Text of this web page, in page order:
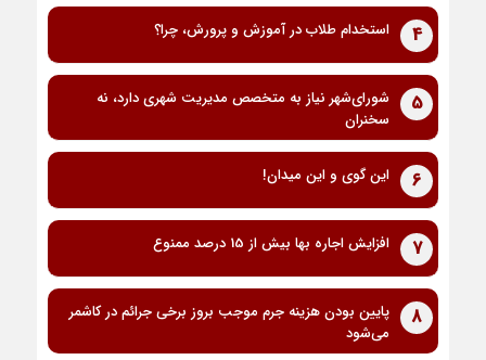
4 استخدام طلاب در آموزش و پرورش، چرا؟
5
شورای‌شهر نیاز به متخصص مدیریت شهری دارد، نه
سخنران
6 این گوی و این میدان!
7 افزایش اجاره بها بیش از 15 درصد ممنوع
8
پایین بودن هزینه جرم موجب بروز برخی جرائم در کاشمر
می‌شود